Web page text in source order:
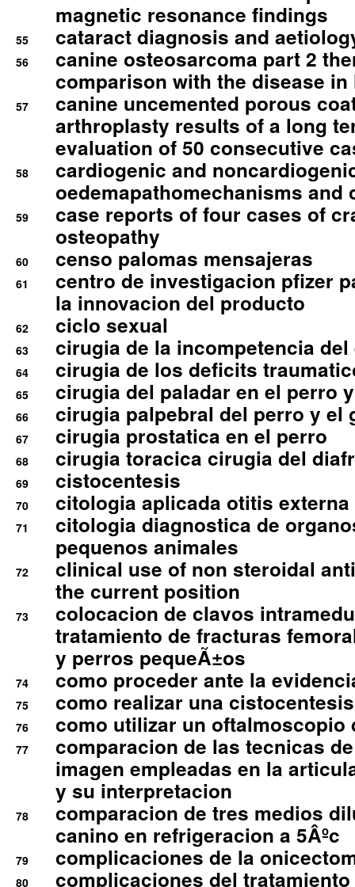
magnetic resonance findings
55 cataract diagnosis and
56
canine osteosarcoma part 2
comparison with the disease in
57
canine uncemented porous
arthroplasty results of a long
evaluation of 50 consecutive
58
cardiogenic and
oedemapathomechanisms and
59
case reports of four cases of
osteopathy
60 censo palomas mensajeras
61
centro de investigacion pfizer
la innovacion del producto
62 ciclo sexual
63 cirugia de la incompetencia
64 cirugia de los deficits
65 cirugia del paladar en el perro
66 cirugia palpebral del perro y el
67 cirugia prostatica en el perro
68 cirugia toracica cirugia del
69 cistocentesis
70 citologia aplicada otitis externa
71
citologia diagnostica de
pequenos animales
72
clinical use of non steroidal
the current position
73
colocacion de clavos
tratamiento de fracturas
y perros pequeÃ±os
74 como proceder ante la
75 como realizar una
76 como utilizar un oftalmoscopio
77
comparacion de las tecnicas
imagen empleadas en la
y su interpretacion
78
comparacion de tres medios
canino en refrigeracion a 5Âºc
79 complicaciones de la
80 complicaciones del